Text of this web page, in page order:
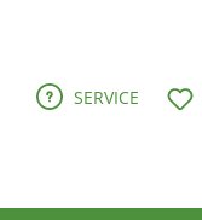
SERVICE